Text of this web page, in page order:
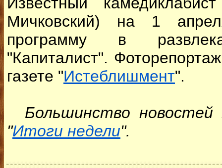
Мичковский) на 1
программу в
"Капиталист".
газете "Истеблишмент".
Большинство новостей
"Итоги недели".